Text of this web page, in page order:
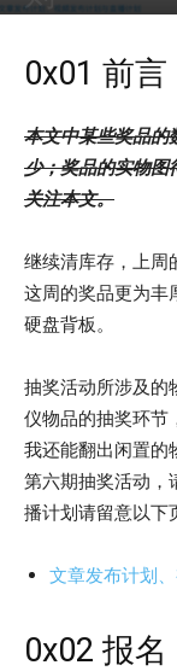
0x01 前言
本文中某些奖品的
少；奖品的实物图
关注本文。
继续清库存，上周
这周的奖品更为丰
硬盘背板。
抽奖活动所涉及的
仪物品的抽奖环节
我还能翻出闲置的
第六期抽奖活动，
播计划请留意以下
文章发布计划
0x02 报名